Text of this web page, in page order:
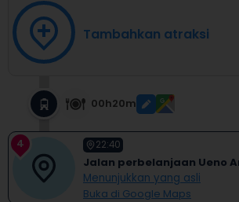
Tambahkan atraksi
00h20m
4 22:40
Jalan perbelanjaan Ueno
Menunjukkan yang asli
Buka di Google Maps